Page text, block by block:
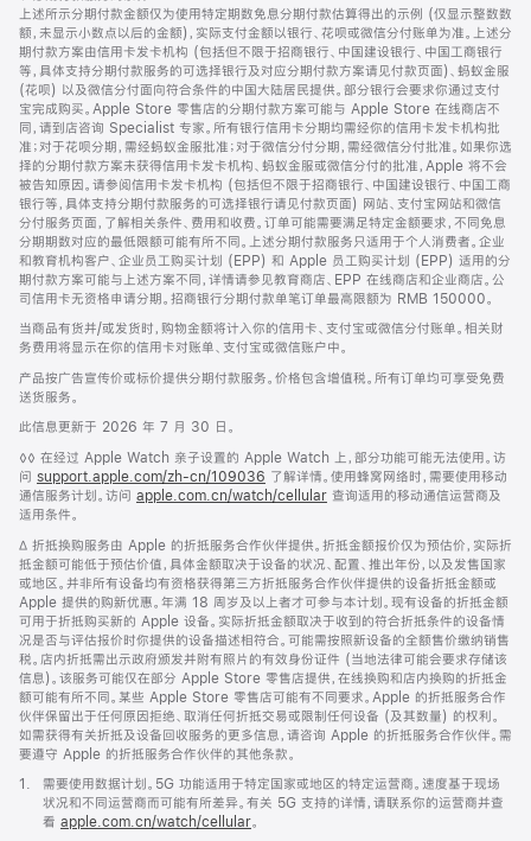
脚
注上述所示分期付款金额仅为使用特定期数免息分期付款估算得出的示例 (仅显示整数数
额，未显示小数点以后的金额)，实际支付金额以银行、花呗或微信分付账单为准。上述分
期付款方案由信用卡发卡机构 (包括但不限于招商银行、中国建设银行、中国工商银行
等，具体支持分期付款服务的可选择银行及对应分期付款方案请见付款页面)、蚂蚁金服
(花呗) 以及微信分付面向符合条件的中国大陆居民提供。部分银行会要求你通过支付
宝完成购买。Apple Store 零售店的分期付款方案可能与 Apple Store 在线商店不
同，请到店咨询 Specialist 专家。所有银行信用卡分期均需经你的信用卡发卡机构批
准；对于花呗分期，需经蚂蚁金服批准；对于微信分付分期，需经微信分付批准。如果你选
择的分期付款方案未获得信用卡发卡机构、蚂蚁金服或微信分付的批准，Apple 将不会
被告知原因。请参阅信用卡发卡机构 (包括但不限于招商银行、中国建设银行、中国工商
银行等，具体支持分期付款服务的可选择银行请见付款页面) 网站、支付宝网站和微信
分付服务页面，了解相关条件、费用和收费。订单可能需要满足特定金额要求，不同免息
分期期数对应的最低限额可能有所不同。上述分期付款服务只适用于个人消费者。企业
和教育机构客户、企业员工购买计划 (EPP) 和 Apple 员工购买计划 (EPP) 适用的分
期付款方案可能与上述方案不同，详情请参见教育商店、EPP 在线商店和企业商店。公
司信用卡无资格申请分期。招商银行分期付款单笔订单最高限额为 RMB 150000。
当商品有货并/或发货时，购物金额将计入你的信用卡、支付宝或微信分付账单。相关财
务费用将显示在你的信用卡对账单、支付宝或微信账户中。
产品按广告宣传价或标价提供分期付款服务。价格包含增值税。所有订单均可享受免费
送货服务。
此信息更新于 2026 年 7 月 30 日。
脚
注
◊◊ 在经过 Apple Watch 亲子设置的 Apple Watch 上，部分功能可能无法使用。访
问 support.apple.com/zh-cn/109036 (在
新
中
打
开)
了解详情。使用蜂窝网络时，需要使用移动
通信服务计划。访问 apple.com.cn/watch/cellular 查询适用的移动通信运营商及
适用条件。
脚
注
∆ 折抵换购服务由 Apple 的折抵服务合作伙伴提供。折抵金额报价仅为预估价，实际折
抵金额可能低于预估价值，具体金额取决于设备的状况、配置、推出年份，以及发售国家
或地区。并非所有设备均有资格获得第三方折抵服务合作伙伴提供的设备折抵金额或
Apple 提供的购新优惠。年满 18 周岁及以上者才可参与本计划。现有设备的折抵金额
可用于折抵购买新的 Apple 设备。实际折抵金额取决于收到的符合折抵条件的设备情
况是否与评估报价时你提供的设备描述相符合。可能需按照新设备的全额售价缴纳销售
税。店内折抵需出示政府颁发并附有照片的有效身份证件 (当地法律可能会要求存储该
信息)。该服务可能仅在部分 Apple Store 零售店提供，在线换购和店内换购的折抵金
额可能有所不同。某些 Apple Store 零售店可能有不同要求。Apple 的折抵服务合作
伙伴保留出于任何原因拒绝、取消任何折抵交易或限制任何设备 (及其数量) 的权利。
如需获得有关折抵及设备回收服务的更多信息，请咨询 Apple 的折抵服务合作伙伴。需
要遵守 Apple 的折抵服务合作伙伴的其他条款。
脚
1.
需要使用数据计划。5G 功能适用于特定国家或地区的特定运营商。速度基于现场
状况和不同运营商而可能有所差异。有关 5G 支持的详情，请联系你的运营商并查
看 apple.com.cn/watch/cellular。